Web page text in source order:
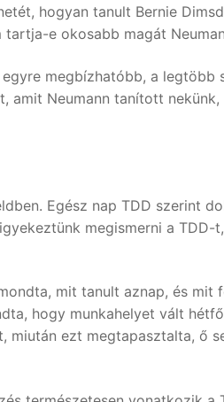
hogyan tanult Bernie
e okosabb magát
megbízhatóbb, a legtöbb
amit Neumann tanított
Egész nap TDD szerint
megismerni a TDD-
mit tanult aznap, és mit
hogy munkahelyet vált
miután ezt megtapasztalta, ő